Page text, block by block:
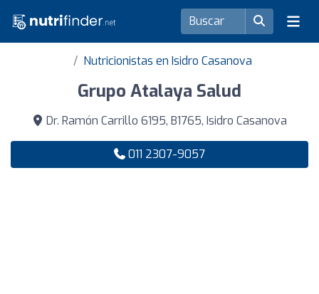
Nutricionistas en Isidro Casanova
Grupo Atalaya Salud
Dr. Ramón Carrillo 6195, B1765, Isidro Casanova
011 2307-9057